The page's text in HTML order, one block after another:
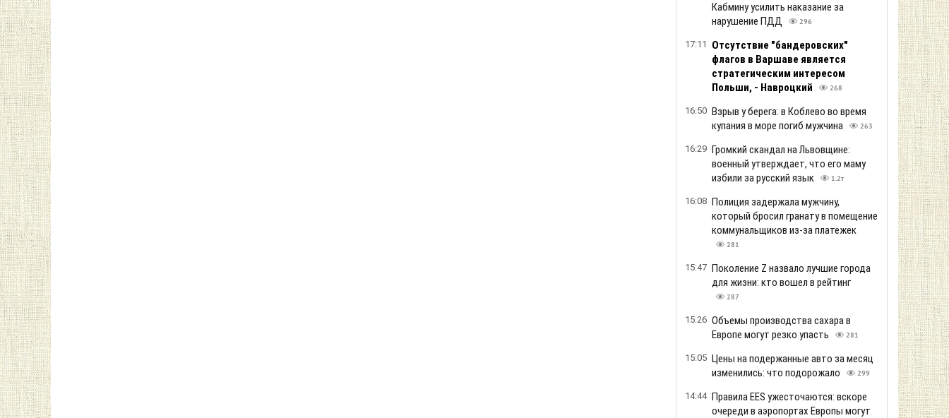
Кабмину усилить наказание за
нарушение ПДД
296
17:11
Отсутствие "бандеровских"
флагов в Варшаве является
стратегическим интересом
Польши, - Навроцкий
268
16:50 Взрыв у берега: в Коблево во время
купания в море погиб мужчина
263
16:29 Громкий скандал на Львовщине:
военный утверждает, что его маму
избили за русский язык
1.2т
16:08 Полиция задержала мужчину,
который бросил гранату в помещение
коммунальщиков из-за платежек
281
15:47 Поколение Z назвало лучшие города
для жизни: кто вошел в рейтинг
287
15:26 Объемы производства сахара в
Европе могут резко упасть
281
15:05 Цены на подержанные авто за месяц
изменились: что подорожало
299
14:44 Правила EES ужесточаются: вскоре
очереди в аэропортах Европы могут